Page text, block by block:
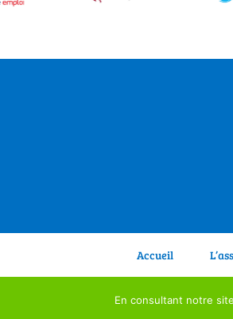
Accueil
En consultant notre